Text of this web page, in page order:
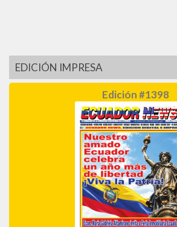
EDICIÓN IMPRESA
Edición #1398